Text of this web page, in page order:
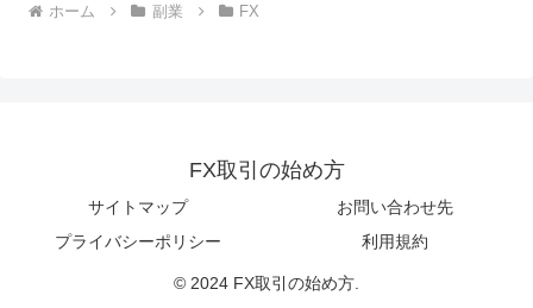
ホーム 副業 FX
FX取引の始め方
サイトマップ
お問い合わせ先
プライバシーポリシー
利用規約
© 2024 FX取引の始め方.